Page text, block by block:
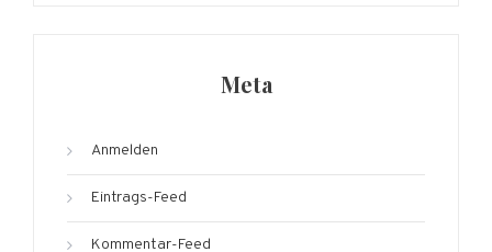
Meta
Anmelden
Eintrags-Feed
Kommentar-Feed